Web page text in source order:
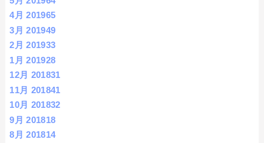
4月 201965
3月 201949
2月 201933
1月 201928
12月 201831
11月 201841
10月 201832
9月 201818
8月 201814